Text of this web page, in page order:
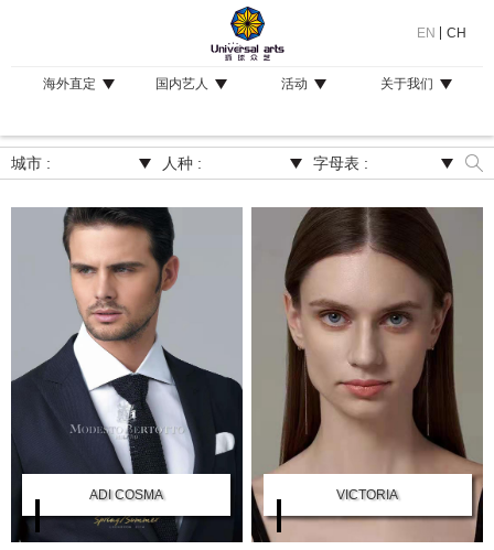
EN CH
海外直定 国内艺人 活动 关于我们
城市 : 人种 : 字母表 :
ADI COSMA VICTORIA